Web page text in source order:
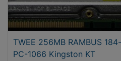
TWEE 256MB RAMBUS
PC-1066 Kingston KT